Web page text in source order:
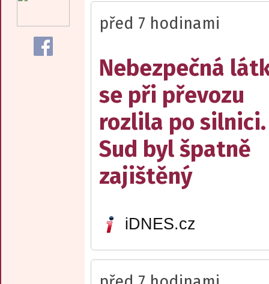
před 7 hodinami
Nebezpečná
se při převozu
rozlila po silnici.
Sud byl špatně
zajištěný
iDNES.cz